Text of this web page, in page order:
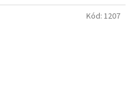
Kód: 1207